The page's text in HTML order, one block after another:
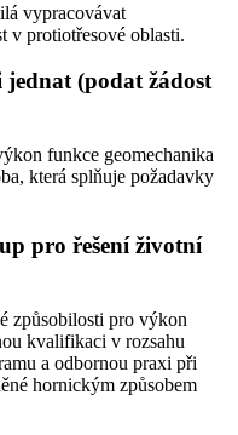
vypracovávat
v protiotřesové oblasti.
(podat žádost
funkce geomechanika
která splňuje požadavky
pro řešení životní
způsobilosti pro výkon
kvalifikaci v rozsahu
a odbornou praxi při
hornickým způsobem